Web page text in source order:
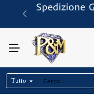
Spedizione
Tutto
Cerca..